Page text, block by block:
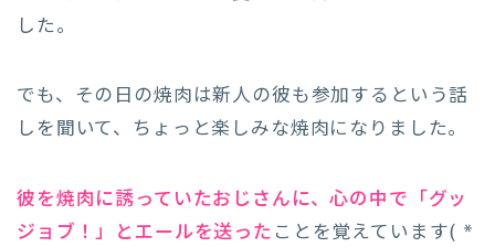
した。
でも、その日の焼肉は新人の彼も参加するという話
しを聞いて、ちょっと楽しみな焼肉になりました。
彼を焼肉に誘っていたおじさんに、心の中で「グッ
ジョブ！」とエールを送った ことを覚えています( *